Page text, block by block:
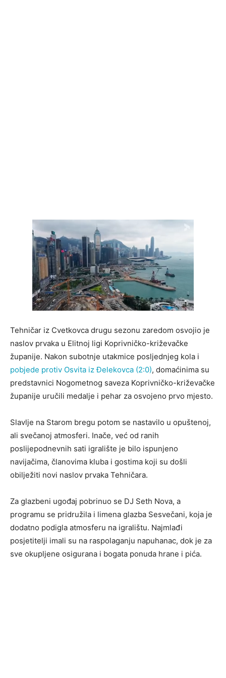
Tehničar iz Cvetkovca drugu sezonu zaredom osvojio je
naslov prvaka u Elitnoj ligi Koprivničko-križevačke
županije. Nakon subotnje utakmice posljednjeg kola i
pobjede protiv Osvita iz Đelekovca (2:0), domaćinima su
predstavnici Nogometnog saveza Koprivničko-križevačke
županije uručili medalje i pehar za osvojeno prvo mjesto.
Slavlje na Starom bregu potom se nastavilo u opuštenoj,
ali svečanoj atmosferi. Inače, već od ranih
poslijepodnevnih sati igralište je bilo ispunjeno
navijačima, članovima kluba i gostima koji su došli
obilježiti novi naslov prvaka Tehničara.
Za glazbeni ugođaj pobrinuo se DJ Seth Nova, a
programu se pridružila i limena glazba Sesvečani, koja je
dodatno podigla atmosferu na igralištu. Najmlađi
posjetitelji imali su na raspolaganju napuhanac, dok je za
sve okupljene osigurana i bogata ponuda hrane i pića.